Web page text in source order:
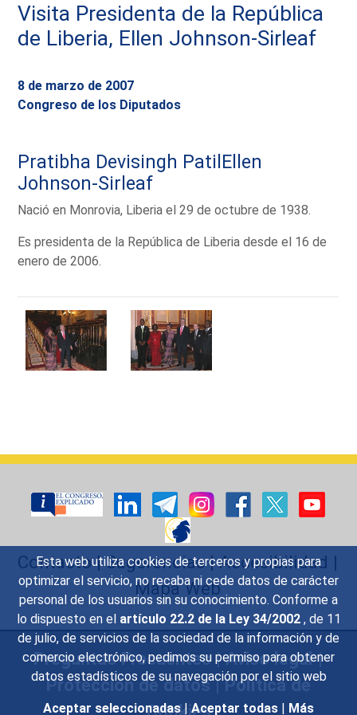
Esta web utiliza cookies de terceros y propias para
optimizar el servicio, no recaba ni cede datos de carácter
personal de los usuarios sin su conocimiento. Conforme a
lo dispuesto en el artículo 22.2 de la Ley 34/2002 , de 11
de julio, de servicios de la sociedad de la información y de
comercio electrónico, pedimos su permiso para obtener
datos estadísticos de su navegación por el sitio web
Aceptar seleccionadas | Aceptar todas | Más
Visita Presidenta de la República
de Liberia, Ellen Johnson-Sirleaf
8 de marzo de 2007
Congreso de los Diputados
Pratibha Devisingh PatilEllen
Johnson-Sirleaf
Nació en Monrovia, Liberia el 29 de octubre de 1938.
Es presidenta de la República de Liberia desde el 16 de
enero de 2006.
Contacto|Sugerencias|Accesibilidad |
Mapa Web
Preguntas Frecuentes|Aviso legal|
Protección de datos|Política de
Cookies